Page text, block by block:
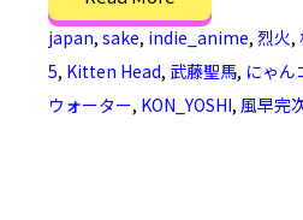
japan, sake, indie_anime, 烈火,
5, Kitten Head, 武藤聖馬, にゃん
ウォーター, KON_YOSHI, 風早完